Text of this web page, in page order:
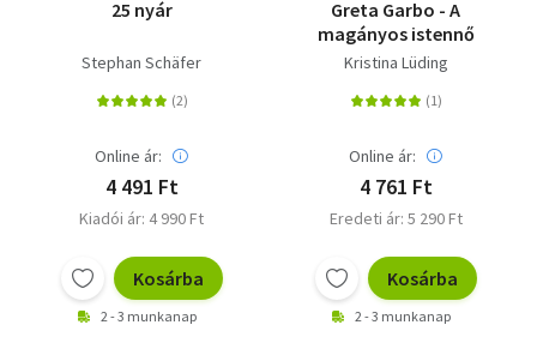
25 nyár
Stephan Schäfer
Online ár:
4 491 Ft
Kiadói ár: 4 990 Ft
Kosárba
2 - 3 munkanap
Greta Garbo - A
magányos istennő
Kristina Lüding
Online ár:
4 761 Ft
Eredeti ár: 5 290 Ft
Kosárba
2 - 3 munkanap